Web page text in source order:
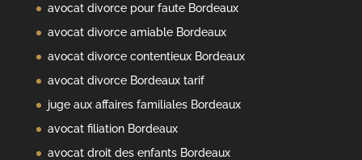
avocat divorce pour faute Bordeaux
avocat divorce amiable Bordeaux
avocat divorce contentieux Bordeaux
avocat divorce Bordeaux tarif
juge aux affaires familiales Bordeaux
avocat filiation Bordeaux
avocat droit des enfants Bordeaux